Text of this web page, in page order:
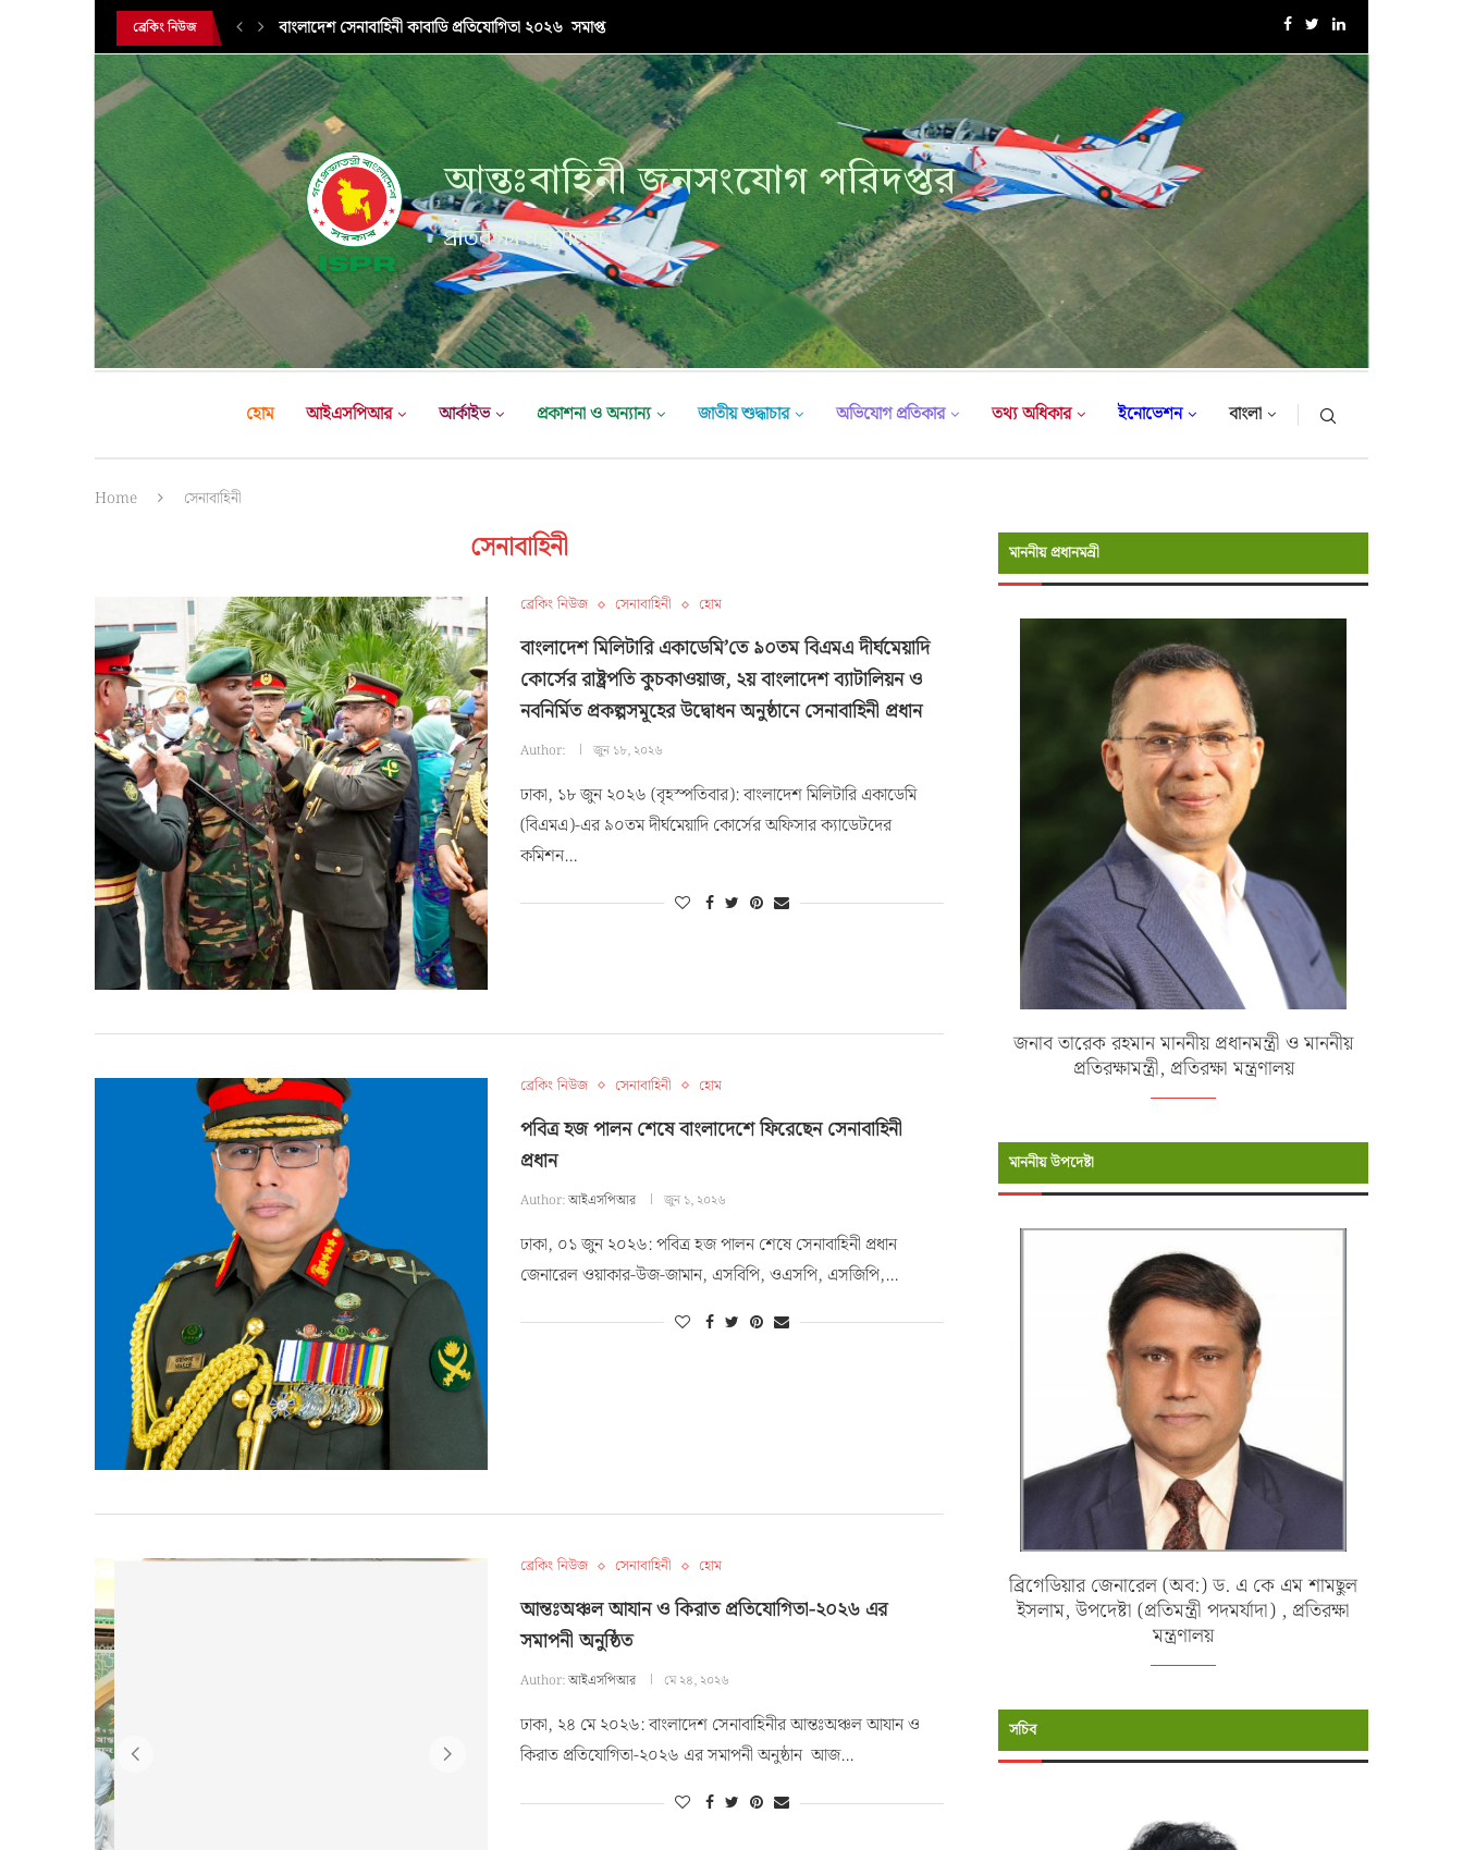
ব্রেকিং নিউজ নিরাপদ অভিবাসন, সমৃদ্ধ অর্থনীতি ও সুরক্ষিত বাংলাদেশ: বিইউপিতে... সেনাবাহিনী প্রধান কর্তৃক আর্মি ইন্টারন্যাশনাল ইসলামিক ইনস্টিটিউট
আন্তঃবাহিনী জনসংযোগ পরিদপ্তর
প্রতিরক্ষা মন্ত্রণালয়
হোম আইএসপিআর আর্কাইভ প্রকাশনা ও অন্যান্য জাতীয় শুদ্ধাচার অভিযোগ প্রতিকার তথ্য অধিকার ইনোভেশন বাংলা
Home সেনাবাহিনী
সেনাবাহিনী
ব্রেকিং নিউজ সেনাবাহিনী হোম
বাংলাদেশ মিলিটারি একাডেমি’তে ৯০তম বিএমএ দীর্ঘমেয়াদি
কোর্সের রাষ্ট্রপতি কুচকাওয়াজ, ২য় বাংলাদেশ ব্যাটালিয়ন ও
নবনির্মিত প্রকল্পসমূহের উদ্বোধন অনুষ্ঠানে সেনাবাহিনী প্রধান
Author: জুন ১৮, ২০২৬
ঢাকা, ১৮ জুন ২০২৬ (বৃহস্পতিবার): বাংলাদেশ মিলিটারি একাডেমি
(বিএমএ)-এর ৯০তম দীর্ঘমেয়াদি কোর্সের অফিসার ক্যাডেটদের
কমিশন…
ব্রেকিং নিউজ সেনাবাহিনী হোম
পবিত্র হজ পালন শেষে বাংলাদেশে ফিরেছেন সেনাবাহিনী
প্রধান
Author:আইএসপিআর জুন ১, ২০২৬
ঢাকা, ০১ জুন ২০২৬: পবিত্র হজ পালন শেষে সেনাবাহিনী প্রধান
জেনারেল ওয়াকার-উজ-জামান, এসবিপি, ওএসপি, এসজিপি,…
ব্রেকিং নিউজ সেনাবাহিনী হোম
আন্তঃঅঞ্চল আযান ও কিরাত প্রতিযোগিতা-২০২৬ এর
সমাপনী অনুষ্ঠিত
Author:আইএসপিআর মে ২৪, ২০২৬
ঢাকা, ২৪ মে ২০২৬: বাংলাদেশ সেনাবাহিনীর আন্তঃঅঞ্চল আযান ও
কিরাত প্রতিযোগিতা-২০২৬ এর সমাপনী অনুষ্ঠান আজ…
মাননীয় প্রধানমন্রী
জনাব তারেক রহমান মাননীয় প্রধানমন্ত্রী ও মাননীয়
প্রতিরক্ষামন্ত্রী, প্রতিরক্ষা মন্ত্রণালয়
মাননীয় উপদেষ্টা
ব্রিগেডিয়ার জেনারেল (অব:) ড. এ কে এম শামছুল
ইসলাম, উপদেষ্টা (প্রতিমন্ত্রী পদমর্যাদা) , প্রতিরক্ষা
মন্ত্রণালয়
সচিব